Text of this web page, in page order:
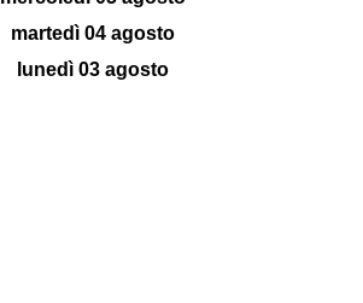
martedì 04 agosto
lunedì 03 agosto